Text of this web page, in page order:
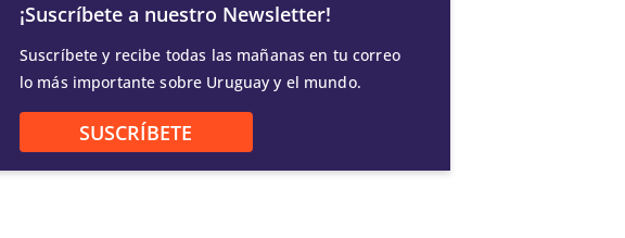
¡Suscríbete a nuestro Newsletter!
Suscríbete y recibe todas las mañanas en tu correo
lo más importante sobre Uruguay y el mundo.
SUSCRÍBETE